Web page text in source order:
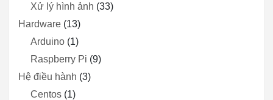
Xử lý hình ảnh (33)
Hardware (13)
Arduino (1)
Raspberry Pi (9)
Hệ điều hành (3)
Centos (1)